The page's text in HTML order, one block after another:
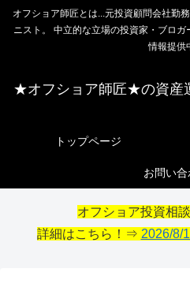
オフショア師匠とは...元投資顧問会社勤
ニスト。 中立的な立場の投資家・ブロ
情報提供
★オフショア師匠★の資産
トップページ
お問い
オフショア投資相
詳細はこちら！⇒ 2026/8/